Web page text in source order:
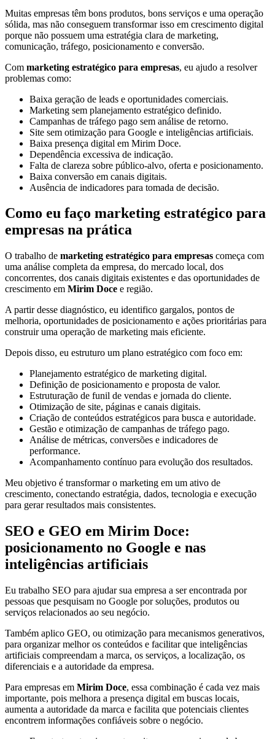
Muitas empresas têm bons produtos, bons serviços e uma operação
sólida, mas não conseguem transformar isso em crescimento digital
porque não possuem uma estratégia clara de marketing,
comunicação, tráfego, posicionamento e conversão.
Com marketing estratégico para empresas, eu ajudo a resolver
problemas como:
Baixa geração de leads e oportunidades comerciais.
Marketing sem planejamento estratégico definido.
Campanhas de tráfego pago sem análise de retorno.
Site sem otimização para Google e inteligências artificiais.
Baixa presença digital em Mirim Doce.
Dependência excessiva de indicação.
Falta de clareza sobre público-alvo, oferta e posicionamento.
Baixa conversão em canais digitais.
Ausência de indicadores para tomada de decisão.
Como eu faço marketing estratégico para
empresas na prática
O trabalho de marketing estratégico para empresas começa com
uma análise completa da empresa, do mercado local, dos
concorrentes, dos canais digitais existentes e das oportunidades de
crescimento em Mirim Doce e região.
A partir desse diagnóstico, eu identifico gargalos, pontos de
melhoria, oportunidades de posicionamento e ações prioritárias para
construir uma operação de marketing mais eficiente.
Depois disso, eu estruturo um plano estratégico com foco em:
Planejamento estratégico de marketing digital.
Definição de posicionamento e proposta de valor.
Estruturação de funil de vendas e jornada do cliente.
Otimização de site, páginas e canais digitais.
Criação de conteúdos estratégicos para busca e autoridade.
Gestão e otimização de campanhas de tráfego pago.
Análise de métricas, conversões e indicadores de
performance.
Acompanhamento contínuo para evolução dos resultados.
Meu objetivo é transformar o marketing em um ativo de
crescimento, conectando estratégia, dados, tecnologia e execução
para gerar resultados mais consistentes.
SEO e GEO em Mirim Doce:
posicionamento no Google e nas
inteligências artificiais
Eu trabalho SEO para ajudar sua empresa a ser encontrada por
pessoas que pesquisam no Google por soluções, produtos ou
serviços relacionados ao seu negócio.
Também aplico GEO, ou otimização para mecanismos generativos,
para organizar melhor os conteúdos e facilitar que inteligências
artificiais compreendam a marca, os serviços, a localização, os
diferenciais e a autoridade da empresa.
Para empresas em Mirim Doce, essa combinação é cada vez mais
importante, pois melhora a presença digital em buscas locais,
aumenta a autoridade da marca e facilita que potenciais clientes
encontrem informações confiáveis sobre o negócio.